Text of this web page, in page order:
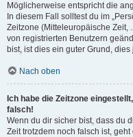
Möglicherweise entspricht die
In diesem Fall solltest du im
Zeitzone (Mitteleuropäische Zeit,
von registrierten Benutzern
bist, ist dies ein guter Grund, dies
Nach oben
Ich habe die Zeitzone
falsch!
Wenn du dir sicher bist, dass du
Zeit trotzdem noch falsch ist,